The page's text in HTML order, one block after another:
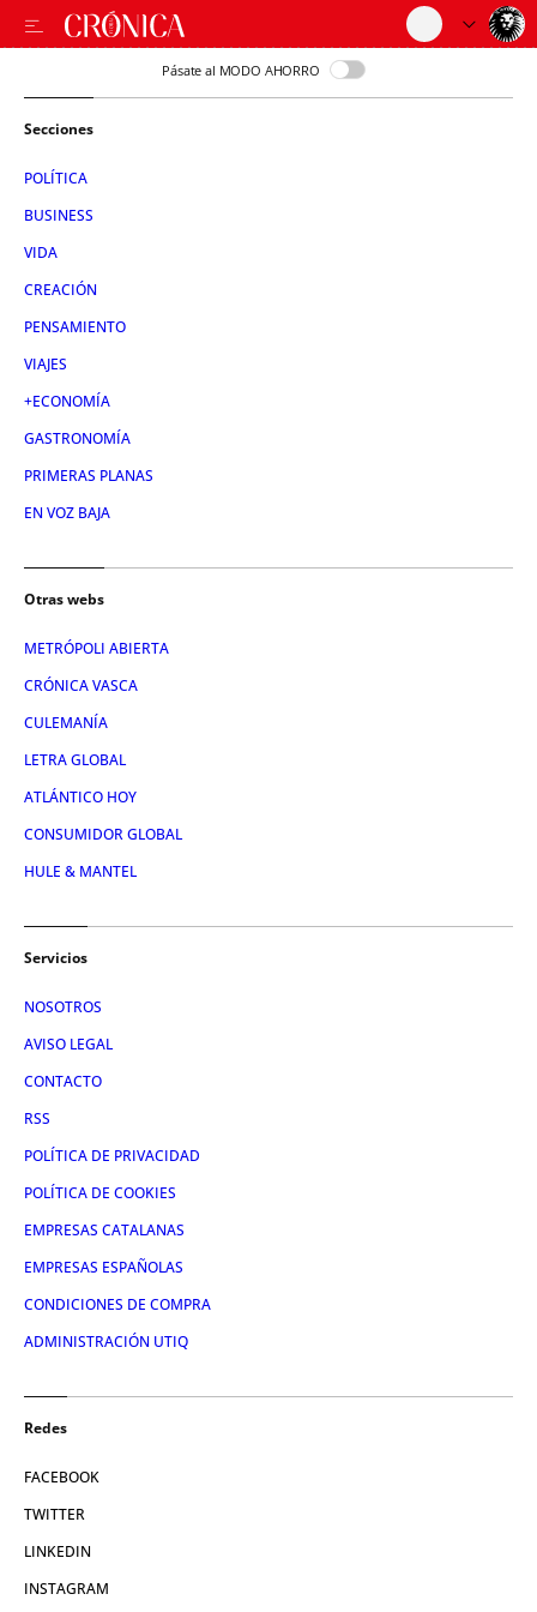
Pásate al MODO AHORRO
Secciones
POLÍTICA
BUSINESS
VIDA
CREACIÓN
PENSAMIENTO
VIAJES
+ECONOMÍA
GASTRONOMÍA
PRIMERAS PLANAS
EN VOZ BAJA
Otras webs
METRÓPOLI ABIERTA
CRÓNICA VASCA
CULEMANÍA
LETRA GLOBAL
ATLÁNTICO HOY
CONSUMIDOR GLOBAL
HULE & MANTEL
Servicios
NOSOTROS
AVISO LEGAL
CONTACTO
RSS
POLÍTICA DE PRIVACIDAD
POLÍTICA DE COOKIES
EMPRESAS CATALANAS
EMPRESAS ESPAÑOLAS
CONDICIONES DE COMPRA
ADMINISTRACIÓN UTIQ
Redes
FACEBOOK
TWITTER
LINKEDIN
INSTAGRAM